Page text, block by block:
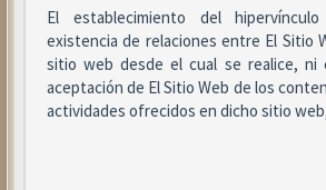
El establecimiento del
existencia de relaciones entre El Sitio
sitio web desde el cual se realice, ni
aceptación de El Sitio Web de los
actividades ofrecidos en dicho sitio